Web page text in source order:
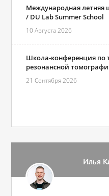
Международная летняя
/ DU Lab Summer School
10 Августа 2026
Школа-конференция по
резонансной
21 Сентября 2026
Илья